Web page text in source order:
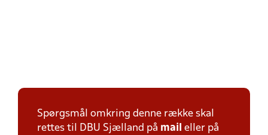
Spørgsmål omkring denne række skal
rettes til DBU Sjælland på mail eller på